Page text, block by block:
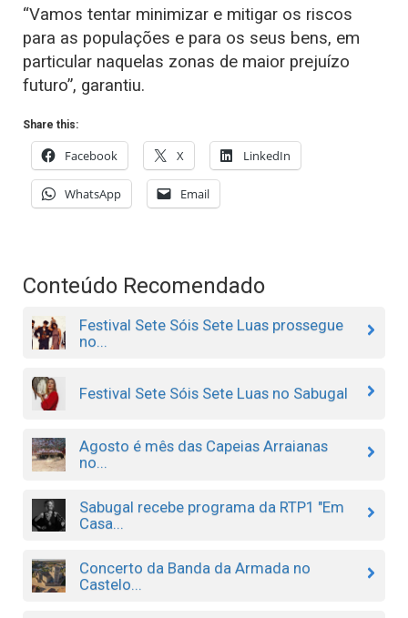
“Vamos tentar minimizar e mitigar os riscos
para as populações e para os seus bens, em
particular naquelas zonas de maior prejuízo
futuro”, garantiu.
Share this:
Facebook X LinkedIn
WhatsApp Email
Conteúdo Recomendado
Festival Sete Sóis Sete Luas prossegue
no...
Festival Sete Sóis Sete Luas no Sabugal
Agosto é mês das Capeias Arraianas
no...
Sabugal recebe programa da RTP1 "Em
Casa...
Concerto da Banda da Armada no
Castelo...